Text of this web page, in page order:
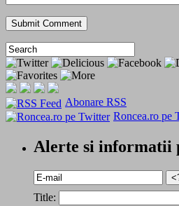
Abonare RSS
Roncea.ro pe
Alerte si informatii
Title: